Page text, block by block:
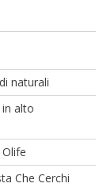
naturali
alto
Che Cerchi